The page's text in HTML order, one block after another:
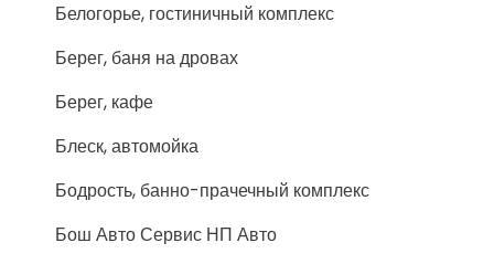
Белогорье, гостиничный комплекс
Берег, баня на дровах
Берег, кафе
Блеск, автомойка
Бодрость, банно-прачечный комплекс
Бош Авто Сервис НП Авто